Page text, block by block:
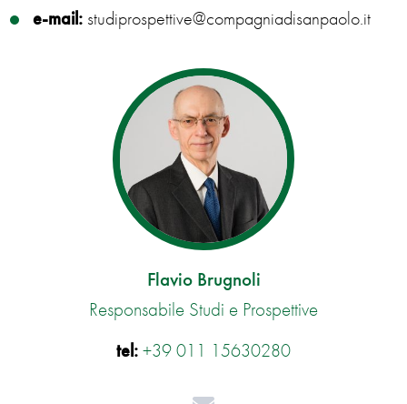
e-mail: studiprospettive@compagniadisanpaolo.it
Flavio Brugnoli
Responsabile Studi e Prospettive
tel:+39 011 15630280